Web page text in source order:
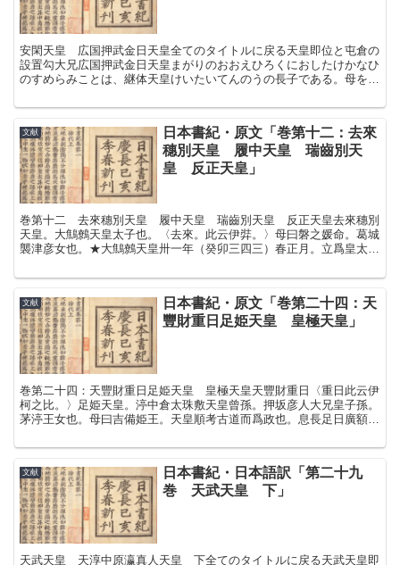
安閑天皇 広国押武金日天皇全てのタイトルに戻る天皇即位と屯倉の
設置勾大兄広国押武金日天皇まがりのおおえひろくにおしたけかなひ
のすめらみことは、継体天皇けいたいてんのうの長子である。母を目
文献
日本書紀・原文「巻第十二：去來
穗別天皇 履中天皇 瑞齒別天
皇 反正天皇」
巻第十二 去來穗別天皇 履中天皇 瑞齒別天皇 反正天皇去來穗別
天皇。大鷦鷯天皇太子也。〈去來。此云伊弉。〉母曰磐之媛命。葛城
襲津彦女也。★大鷦鷯天皇卅一年（癸卯三四三）春正月。立爲皇太
文献
日本書紀・原文「巻第二十四：天
豐財重日足姫天皇 皇極天皇」
巻第二十四：天豐財重日足姫天皇 皇極天皇天豐財重日〈重日此云伊
柯之比。〉足姫天皇。渟中倉太珠敷天皇曾孫。押坂彦人大兄皇子孫。
茅渟王女也。母曰吉備姫王。天皇順考古道而爲政也。息長足日廣額天
文献
日本書紀・日本語訳「第二十九
巻 天武天皇 下」
天武天皇 天淳中原瀛真人天皇 下全てのタイトルに戻る天武天皇即